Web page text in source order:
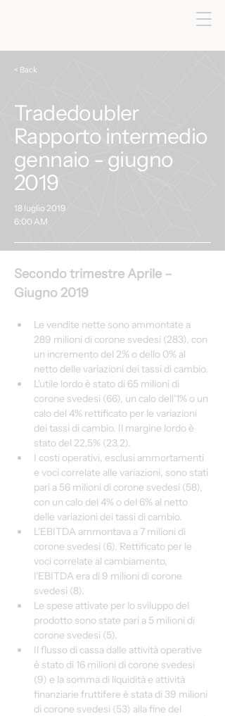
< Back
Tradedoubler
Rapporto intermedio
gennaio - giugno
2019
18 luglio 2019
6:00 AM
Secondo trimestre Aprile –
Giugno 2019
Le vendite nette sono ammontate a
289 milioni di corone svedesi (283), con
un incremento del 2% o dello 0% al
netto delle variazioni dei tassi di cambio.
L'utile lordo è stato di 65 milioni di
corone svedesi (66), un calo dell'1% o un
calo del 4% rettificato per le variazioni
dei tassi di cambio. Il margine lordo è
stato del 22,5% (23,2).
I costi operativi, esclusi ammortamenti
e voci correlate alle variazioni, sono stati
pari a 56 milioni di corone svedesi (58),
con un calo del 4% o del 6% al netto
delle variazioni dei tassi di cambio.
L'EBITDA ammontava a 7 milioni di
corone svedesi (6). Rettificato per le
voci correlate al cambiamento,
l'EBITDA era di 9 milioni di corone
svedesi (8).
Le spese attivate per lo sviluppo del
prodotto sono state pari a 5 milioni di
corone svedesi (5).
Il flusso di cassa dalle attività operative
è stato di 16 milioni di corone svedesi
(9) e la somma di liquidità e attività
finanziarie fruttifere è stata di 39 milioni
di corone svedesi (53) alla fine del